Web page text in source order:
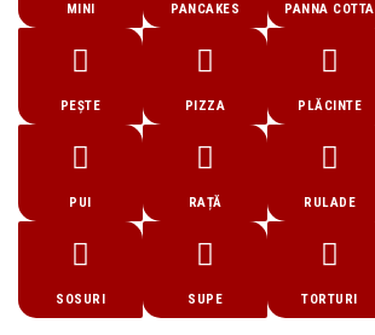
MINI PANCAKES PANNA COTTA
PEȘTE PIZZA PLĂCINTE
PUI RAȚĂ RULADE
SOSURI SUPE TORTURI